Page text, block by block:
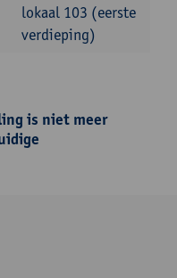
lokaal 103 (eerste
verdieping)
is niet meer